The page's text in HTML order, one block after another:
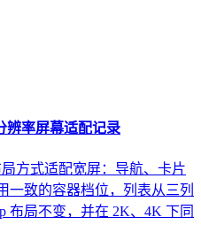
辨率屏幕适配记录
方式适配宽屏：导航、卡片
一致的容器档位，列表从三列
布局不变，并在 2K、4K 下同